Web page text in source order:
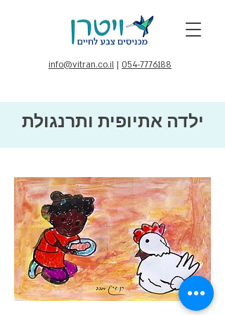
info@vitran.co.il | 054-7776188
ילדה אתיופית ותרנגולת